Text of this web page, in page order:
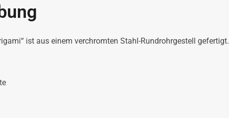
ist aus einem verchromten Stahl-Rundrohrgestell gefertigt.